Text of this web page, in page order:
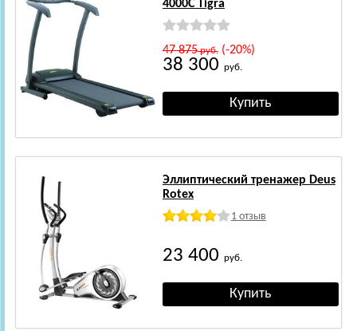
4000C Tigra
47 875руб.(-20%)
38 300 руб.
Эллиптический тренажер Deus
Rotex
1 отзыв
23 400 руб.